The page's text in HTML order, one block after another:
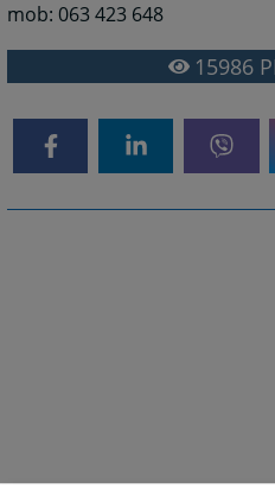
mob: 063 423 648
15986